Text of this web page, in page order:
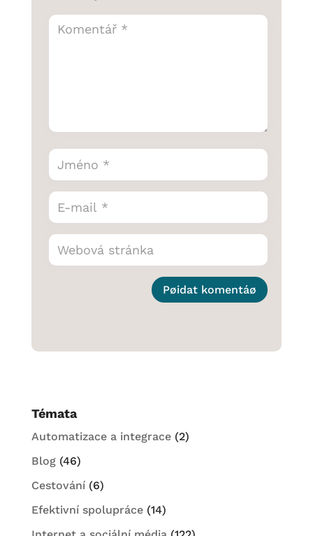
Pøidat komentáø
Témata
Automatizace a integrace(2)
Blog(46)
Cestování(6)
Efektivní spolupráce(14)